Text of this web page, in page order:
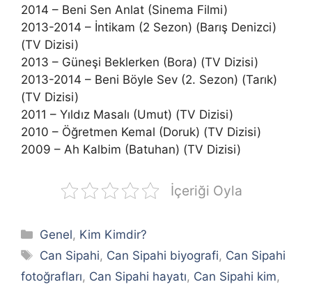
2014 – Beni Sen Anlat (Sinema Filmi)
2013-2014 – İntikam (2 Sezon) (Barış Denizci)
(TV Dizisi)
2013 – Güneşi Beklerken (Bora) (TV Dizisi)
2013-2014 – Beni Böyle Sev (2. Sezon) (Tarık)
(TV Dizisi)
2011 – Yıldız Masalı (Umut) (TV Dizisi)
2010 – Öğretmen Kemal (Doruk) (TV Dizisi)
2009 – Ah Kalbim (Batuhan) (TV Dizisi)
İçeriği Oyla
Kategoriler
Genel, Kim Kimdir?
Etiketler
Can Sipahi, Can Sipahi biyografi, Can Sipahi
fotoğrafları, Can Sipahi hayatı, Can Sipahi kim,